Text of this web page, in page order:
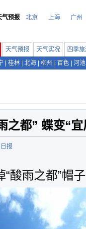
气预报
北京 上海 广州
天气预报 天气实况
四季
桂林 北海 柳州 百色 河池
之都” 蝶变“宜
报
酸雨之都”帽